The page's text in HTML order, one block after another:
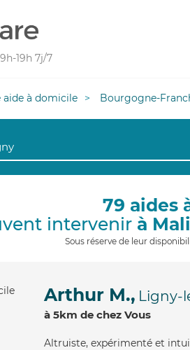
19h 7j/7
aide à domicile Bourgogne-
79 aides
intervenir à
Sous réserve de leur
Arthur M., Ligny-
à 5km de chez Vous
Altruiste, expérimenté et